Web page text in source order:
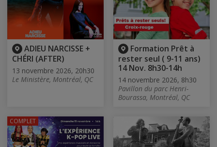
ADIEU NARCISSE +
CHÉRI (AFTER)
13 novembre 2026, 20h30
Le Ministère, Montréal, QC
Formation Prêt à
rester seul ( 9-11 ans)
14 Nov. 8h30-14h
14 novembre 2026, 8h30
Pavillon du parc Henri-
Bourassa, Montréal, QC
COMPLET